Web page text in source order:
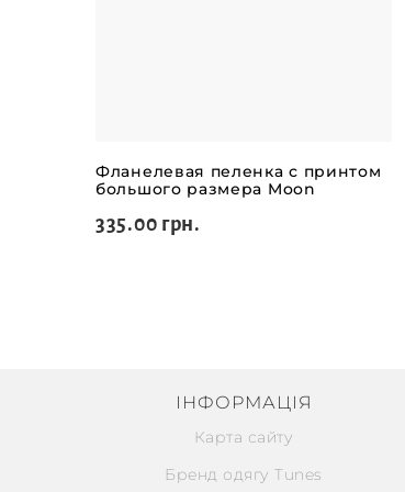
Фланелевая пеленка с принтом
большого размера Moon
335.00 грн.
ІНФОРМАЦІЯ
Карта сайту
Бренд одягу Tunes